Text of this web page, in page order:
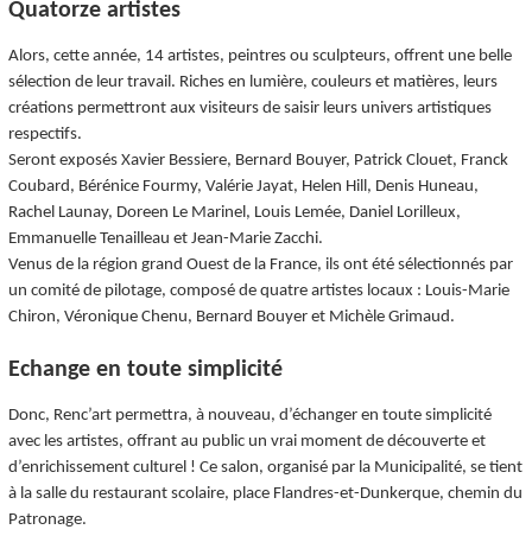
Quatorze artistes
Alors, cette année, 14 artistes, peintres ou sculpteurs, offrent une belle
sélection de leur travail. Riches en lumière, couleurs et matières, leurs
créations permettront aux visiteurs de saisir leurs univers artistiques
respectifs.
Seront exposés Xavier Bessiere, Bernard Bouyer, Patrick Clouet, Franck
Coubard, Bérénice Fourmy, Valérie Jayat, Helen Hill, Denis Huneau,
Rachel Launay, Doreen Le Marinel, Louis Lemée, Daniel Lorilleux,
Emmanuelle Tenailleau et Jean-Marie Zacchi.
Venus de la région grand Ouest de la France, ils ont été sélectionnés par
un comité de pilotage, composé de quatre artistes locaux : Louis-Marie
Chiron, Véronique Chenu, Bernard Bouyer et Michèle Grimaud.
Echange en toute simplicité
Donc, Renc’art permettra, à nouveau, d’échanger en toute simplicité
avec les artistes, offrant au public un vrai moment de découverte et
d’enrichissement culturel ! Ce salon, organisé par la Municipalité, se tient
à la salle du restaurant scolaire, place Flandres-et-Dunkerque, chemin du
Patronage.